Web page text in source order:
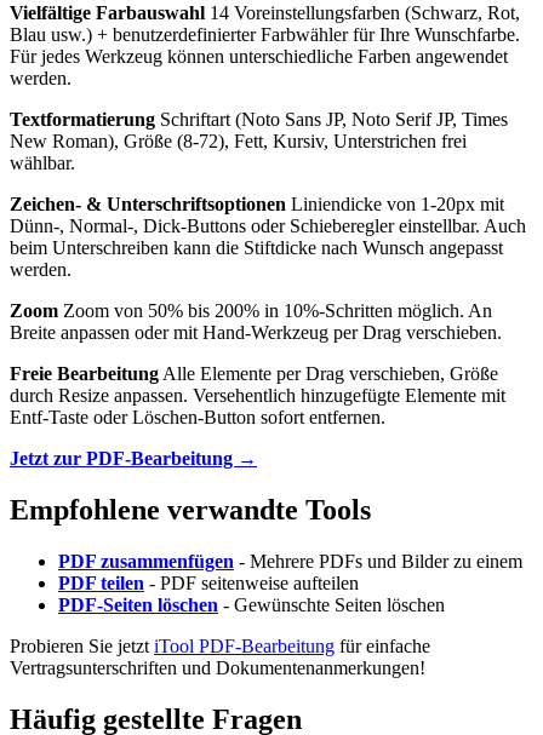
Vielfältige Farbauswahl 14 Voreinstellungsfarben (Schwarz, Rot,
Blau usw.) + benutzerdefinierter Farbwähler für Ihre Wunschfarbe.
Für jedes Werkzeug können unterschiedliche Farben angewendet
werden.
Textformatierung Schriftart (Noto Sans JP, Noto Serif JP, Times
New Roman), Größe (8-72), Fett, Kursiv, Unterstrichen frei
wählbar.
Zeichen- & Unterschriftsoptionen Liniendicke von 1-20px mit
Dünn-, Normal-, Dick-Buttons oder Schieberegler einstellbar. Auch
beim Unterschreiben kann die Stiftdicke nach Wunsch angepasst
werden.
Zoom Zoom von 50% bis 200% in 10%-Schritten möglich. An
Breite anpassen oder mit Hand-Werkzeug per Drag verschieben.
Freie Bearbeitung Alle Elemente per Drag verschieben, Größe
durch Resize anpassen. Versehentlich hinzugefügte Elemente mit
Entf-Taste oder Löschen-Button sofort entfernen.
Jetzt zur PDF-Bearbeitung →
Empfohlene verwandte Tools
PDF zusammenfügen - Mehrere PDFs und Bilder zu einem
PDF teilen - PDF seitenweise aufteilen
PDF-Seiten löschen - Gewünschte Seiten löschen
Probieren Sie jetzt iTool PDF-Bearbeitung für einfache
Vertragsunterschriften und Dokumentenanmerkungen!
Häufig gestellte Fragen